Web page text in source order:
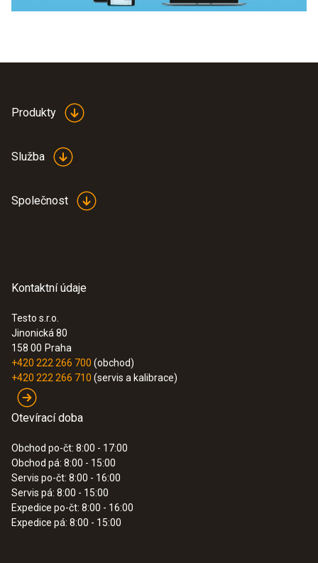
Produkty
Služba
Společnost
Kontaktní údaje
Testo s.r.o.
Jinonická 80
158 00 Praha
+420 222 266 700 (obchod)
+420 222 266 710 (servis a kalibrace)
Otevírací doba
Obchod po-čt: 8:00 - 17:00
Obchod pá: 8:00 - 15:00
Servis po-čt: 8:00 - 16:00
Servis pá: 8:00 - 15:00
Expedice po-čt: 8:00 - 16:00
Expedice pá: 8:00 - 15:00